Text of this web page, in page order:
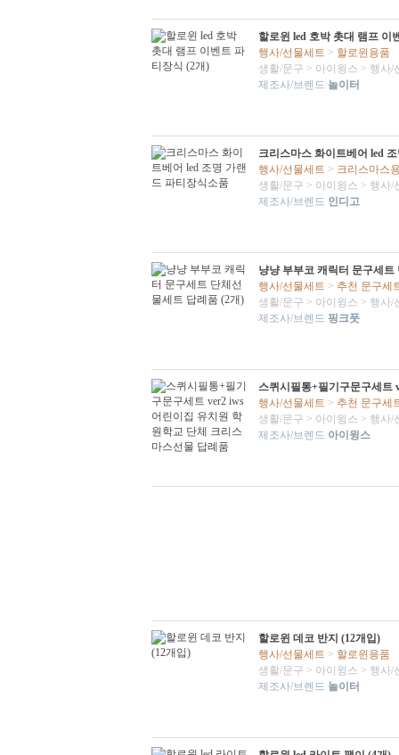
할로윈 led 호박 촛대 램프 이
행사/선물세트 > 할로윈용품
생활/문구 > 아이윙스 > 행사/
제조사/브렌드 놀이터
크리스마스 화이트베어 led
행사/선물세트 > 크리스마스
생활/문구 > 아이윙스 > 행사/
제조사/브렌드 인디고
냥냥 부부코 캐릭터 문구세
행사/선물세트 > 추천 문구세
생활/문구 > 아이윙스 > 행사/
제조사/브렌드 핑크풋
스퀴시필통+필기구문구세트
행사/선물세트 > 추천 문구세
생활/문구 > 아이윙스 > 행사/
제조사/브렌드 아이윙스
할로윈 데코 반지 (12개입)
행사/선물세트 > 할로윈용품
생활/문구 > 아이윙스 > 행사/
제조사/브렌드 놀이터